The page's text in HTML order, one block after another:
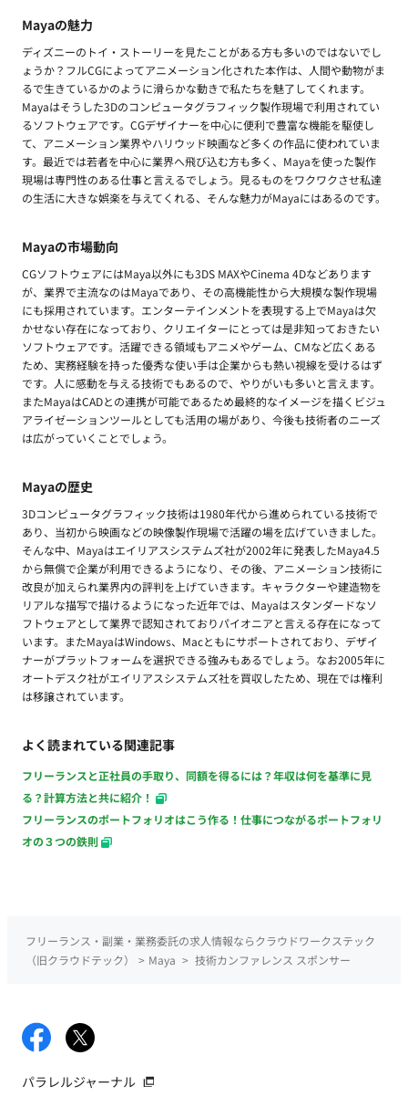
Mayaの魅力
ディズニーのトイ・ストーリーを見たことがある方も多いのではないでし
ょうか？フルCGによってアニメーション化された本作は、人間や動物がま
るで生きているかのように滑らかな動きで私たちを魅了してくれます。
Mayaはそうした3Dのコンピュータグラフィック製作現場で利用されてい
るソフトウェアです。CGデザイナーを中心に便利で豊富な機能を駆使し
て、アニメーション業界やハリウッド映画など多くの作品に使われていま
す。最近では若者を中心に業界へ飛び込む方も多く、Mayaを使った製作
現場は専門性のある仕事と言えるでしょう。見るものをワクワクさせ私達
の生活に大きな娯楽を与えてくれる、そんな魅力がMayaにはあるのです。
Mayaの市場動向
CGソフトウェアにはMaya以外にも3DS MAXやCinema 4Dなどあります
が、業界で主流なのはMayaであり、その高機能性から大規模な製作現場
にも採用されています。エンターテインメントを表現する上でMayaは欠
かせない存在になっており、クリエイターにとっては是非知っておきたい
ソフトウェアです。活躍できる領域もアニメやゲーム、CMなど広くある
ため、実務経験を持った優秀な使い手は企業からも熱い視線を受けるはず
です。人に感動を与える技術でもあるので、やりがいも多いと言えます。
またMayaはCADとの連携が可能であるため最終的なイメージを描くビジュ
アライゼーションツールとしても活用の場があり、今後も技術者のニーズ
は広がっていくことでしょう。
Mayaの歴史
3Dコンピュータグラフィック技術は1980年代から進められている技術で
あり、当初から映画などの映像製作現場で活躍の場を広げていきました。
そんな中、Mayaはエイリアスシステムズ社が2002年に発表したMaya4.5
から無償で企業が利用できるようになり、その後、アニメーション技術に
改良が加えられ業界内の評判を上げていきます。キャラクターや建造物を
リアルな描写で描けるようになった近年では、Mayaはスタンダードなソ
フトウェアとして業界で認知されておりパイオニアと言える存在になって
います。またMayaはWindows、Macともにサポートされており、デザイ
ナーがプラットフォームを選択できる強みもあるでしょう。なお2005年に
オートデスク社がエイリアスシステムズ社を買収したため、現在では権利
は移譲されています。
よく読まれている関連記事
フリーランスと正社員の手取り、同額を得るには？年収は何を基準に見
る？計算方法と共に紹介！
フリーランスのポートフォリオはこう作る！仕事につながるポートフォリ
オの３つの鉄則
フリーランス・副業・業務委託の求人情報ならクラウドワークステック
（旧クラウドテック）
> Maya > 技術カンファレンス スポンサー
パラレルジャーナル